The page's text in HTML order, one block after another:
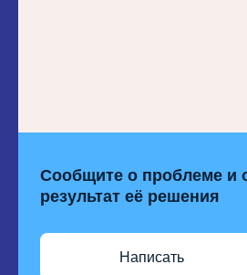
Сообщите о проблеме и
результат её решения
Написать